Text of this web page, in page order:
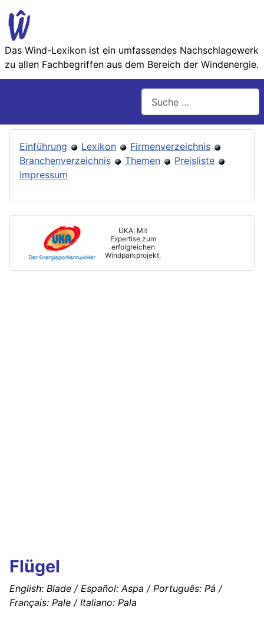
Das Wind-Lexikon ist ein umfassendes Nachschlage­werk
zu allen Fachbegriffen aus dem Bereich der Wind­energie.
Einführung Lexikon
Firmenverzeichnis
Branchenverzeichnis
Themen
Preisliste
Impressum
UKA: Mit
Expertise zum
erfolgreichen
Windparkprojekt.
Flügel
English: Blade / Español: Aspa / Português: Pá /
Français: Pale / Italiano: Pala